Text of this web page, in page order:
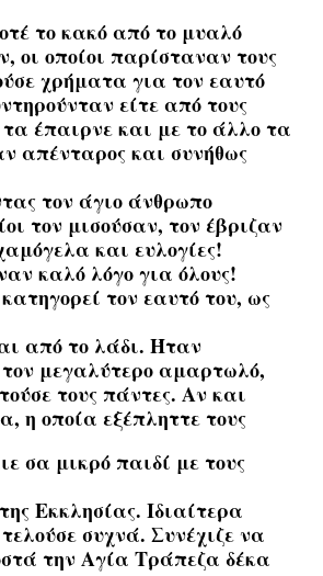
το κακό από το μυαλό
οι οποίοι παρίσταναν τους
χρήματα για τον εαυτό
είτε από τους
έπαιρνε και με το άλλο τα
απένταρος και συνήθως
τον άγιο άνθρωπο
τον μισούσαν, τον έβριζαν
και ευλογίες!
καλό λόγο για όλους!
τον εαυτό του, ως
από το λάδι. Ήταν
μεγαλύτερο αμαρτωλό,
τους πάντες. Αν και
η οποία εξέπληττε τους
σα μικρό παιδί με τους
Εκκλησίας. Ιδιαίτερα
συχνά. Συνέχιζε να
την Αγία Τράπεζα δέκα